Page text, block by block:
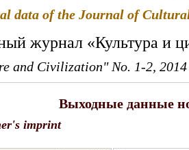
data of the Journal of
журнал «Культура и
and Civilization" No. 1-2, 2014
Выходные данные
imprint